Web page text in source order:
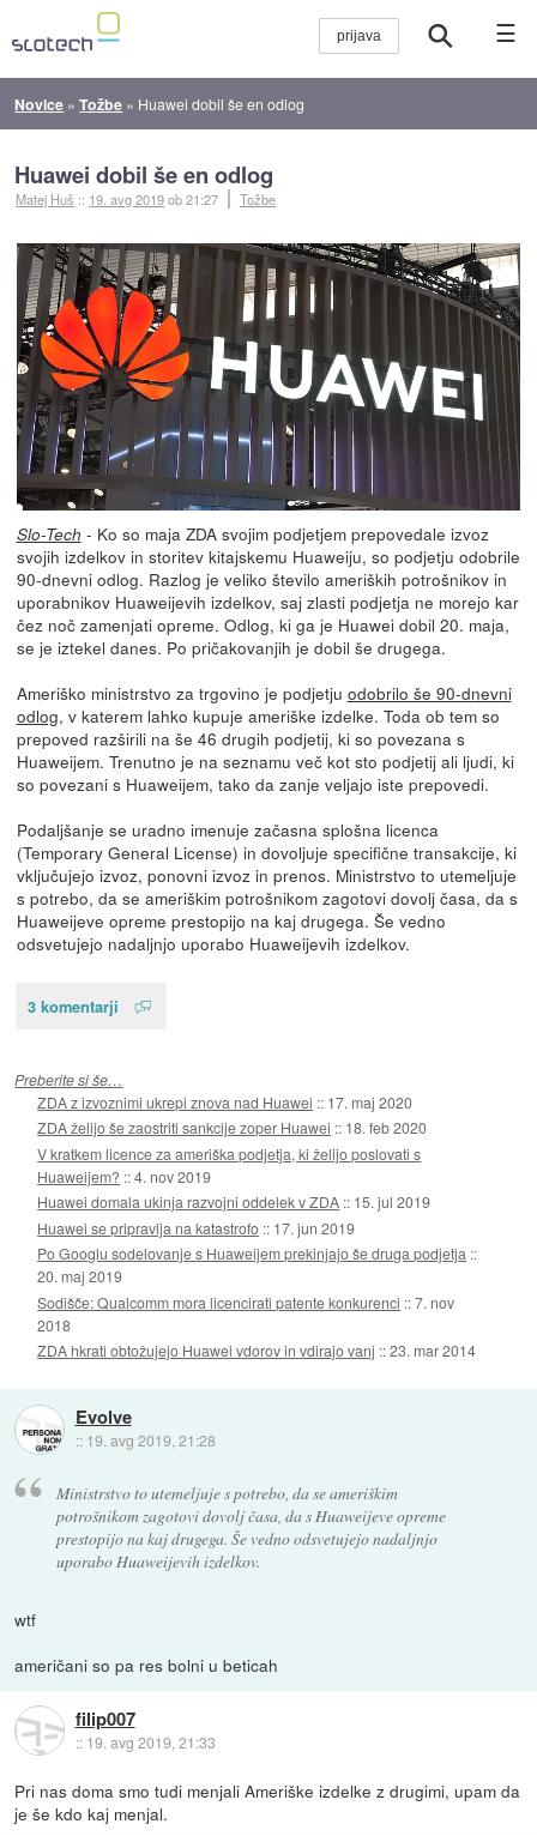
☰
Novice »Tožbe » Huawei dobil še en odlog
Huawei dobil še en odlog
Matej Huš :: 19. avg 2019ob 21:27 Tožbe
Slo-Tech - Ko so maja ZDA svojim podjetjem prepovedale izvoz
svojih izdelkov in storitev kitajskemu Huaweiju, so podjetju odobrile
90-dnevni odlog. Razlog je veliko število ameriških potrošnikov in
uporabnikov Huaweijevih izdelkov, saj zlasti podjetja ne morejo kar
čez noč zamenjati opreme. Odlog, ki ga je Huawei dobil 20. maja,
se je iztekel danes. Po pričakovanjih je dobil še drugega.
Ameriško ministrstvo za trgovino je podjetju odobrilo še 90-dnevni
odlog, v katerem lahko kupuje ameriške izdelke. Toda ob tem so
prepoved razširili na še 46 drugih podjetij, ki so povezana s
Huaweijem. Trenutno je na seznamu več kot sto podjetij ali ljudi, ki
so povezani s Huaweijem, tako da zanje veljajo iste prepovedi.
Podaljšanje se uradno imenuje začasna splošna licenca
(Temporary General License) in dovoljuje specifične transakcije, ki
vključujejo izvoz, ponovni izvoz in prenos. Ministrstvo to utemeljuje
s potrebo, da se ameriškim potrošnikom zagotovi dovolj časa, da s
Huaweijeve opreme prestopijo na kaj drugega. Še vedno
odsvetujejo nadaljnjo uporabo Huaweijevih izdelkov.
3 komentarji
Preberite si še…
ZDA z izvoznimi ukrepi znova nad Huawei :: 17. maj 2020
ZDA želijo še zaostriti sankcije zoper Huawei :: 18. feb 2020
V kratkem licence za ameriška podjetja, ki želijo poslovati s
Huaweijem? ::4. nov 2019
Huawei domala ukinja razvojni oddelek v ZDA :: 15. jul 2019
Huawei se pripravlja na katastrofo :: 17. jun 2019
Po Googlu sodelovanje s Huaweijem prekinjajo še druga podjetja ::
20. maj 2019
Sodišče: Qualcomm mora licencirati patente konkurenci ::7. nov
2018
ZDA hkrati obtožujejo Huawei vdorov in vdirajo vanj ::23. mar 2014
Evolve
:: 19. avg 2019, 21:28
Ministrstvo to utemeljuje s potrebo, da se ameriškim
potrošnikom zagotovi dovolj časa, da s Huaweijeve opreme
prestopijo na kaj drugega. Še vedno odsvetujejo nadaljnjo
uporabo Huaweijevih izdelkov.
wtf
američani so pa res bolni u beticah
filip007
:: 19. avg 2019, 21:33
Pri nas doma smo tudi menjali Ameriške izdelke z drugimi, upam da
je še kdo kaj menjal.